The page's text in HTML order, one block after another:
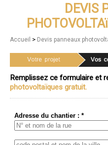
DEVIS
Accueil > Devis panneaux
Remplissez ce formulaire et
photovoltaïques gratuit.
Adresse du chantier : *